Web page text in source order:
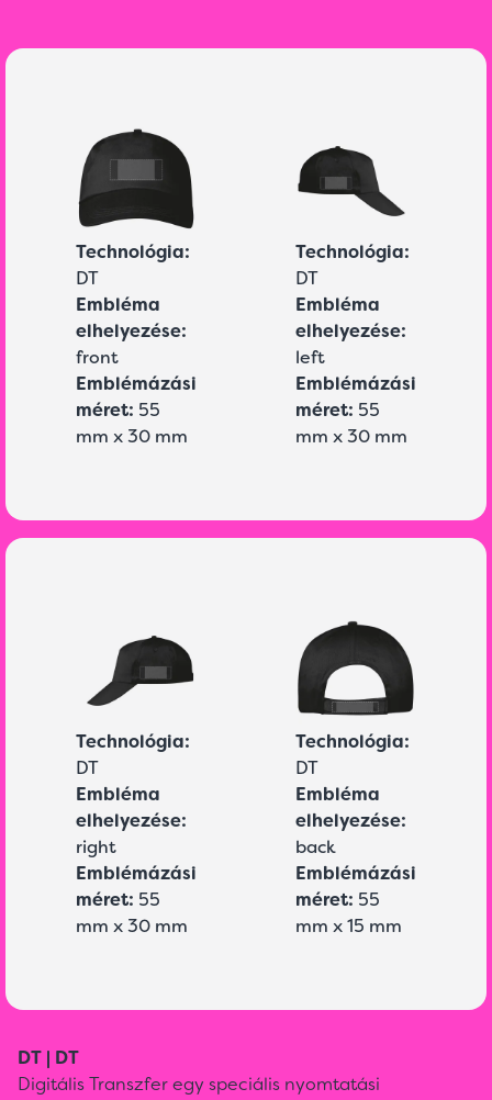
Technológia:
DT
Embléma
elhelyezése:
front
Emblémázási
méret: 55
mm x 30 mm
Technológia:
DT
Embléma
elhelyezése:
left
Emblémázási
méret: 55
mm x 30 mm
Technológia:
DT
Embléma
elhelyezése:
right
Emblémázási
méret: 55
mm x 30 mm
Technológia:
DT
Embléma
elhelyezése:
back
Emblémázási
méret: 55
mm x 15 mm
DT | DT
Digitális Transzfer egy speciális nyomtatási